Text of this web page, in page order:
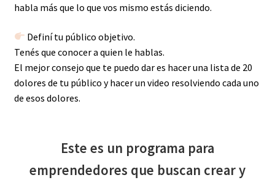
habla más que lo que vos mismo estás diciendo.
Definí tu público objetivo.
Tenés que conocer a quien le hablas.
El mejor consejo que te puedo dar es hacer una lista de 20
dolores de tu público y hacer un video resolviendo cada uno
de esos dolores.
Este es un programa para
emprendedores que buscan crear y